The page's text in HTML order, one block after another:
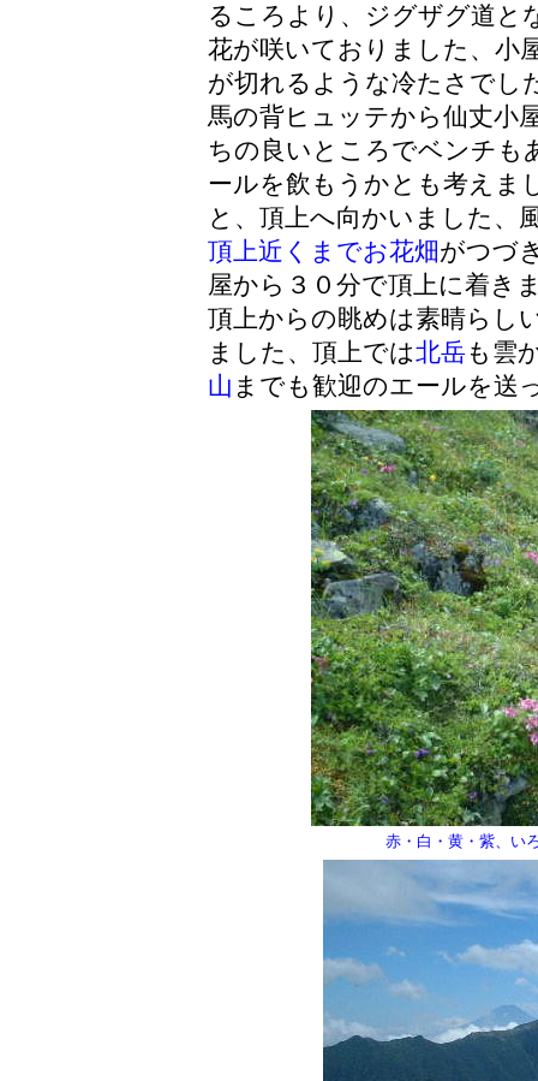
るころより、ジグザグ道と
花が咲いておりました、小
が切れるような冷たさでし
馬の背ヒュッテから仙丈小
ちの良いところでベンチも
ールを飲もうかとも考えま
と、頂上へ向かいました、
頂上近くまでお花畑がつづ
屋から３０分で頂上に着き
頂上からの眺めは素晴らし
ました、頂上では北岳も雲
山 までも歓迎のエールを送
赤・白・黄・紫、い